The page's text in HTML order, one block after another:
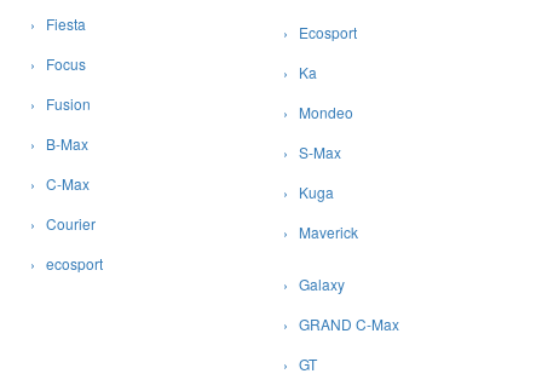
› Fiesta
› Focus
› Fusion
› B-Max
› C-Max
› Courier
› ecosport
› Ecosport
› Ka
› Mondeo
› S-Max
› Kuga
› Maverick
› Galaxy
› GRAND C-Max
› GT